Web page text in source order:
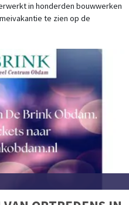
in honderden bouwwerken
te zien op de